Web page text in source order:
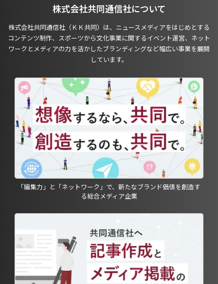
株式会社共同通信社について
株式会社共同通信社（ＫＫ共同）は、ニュースメディアをはじめとする
コンテンツ制作、スポーツから文化事業に関するイベント運営、ネット
ワークとメディアの力を活かしたブランディングなど幅広い事業を展開
しています。
「編集力」と「ネットワーク」で、新たなブランド価値を創造す
る総合メディア企業